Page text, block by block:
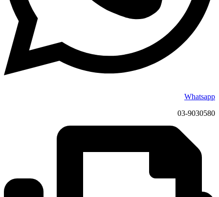
Whatsapp
03-9030580